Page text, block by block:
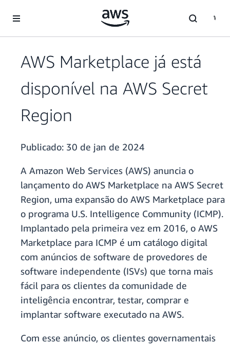
Pular para o conteúdo principal
AWS Marketplace já está
disponível na AWS Secret
Region
Publicado: 30 de jan de 2024
A Amazon Web Services (AWS) anuncia o
lançamento do AWS Marketplace na AWS Secret
Region, uma expansão do AWS Marketplace para
o programa U.S. Intelligence Community (ICMP).
Implantado pela primeira vez em 2016, o AWS
Marketplace para ICMP é um catálogo digital
com anúncios de software de provedores de
software independente (ISVs) que torna mais
fácil para os clientes da comunidade de
inteligência encontrar, testar, comprar e
implantar software executado na AWS.
Com esse anúncio, os clientes governamentais